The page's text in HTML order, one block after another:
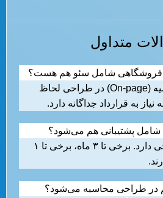
متداول
فروشگاهی شامل سئو هم هست؟
در بیشتر موارد، سئو اولیه (On-page) در طراحی لحاظ
به قرارداد جداگانه دارد.
شامل پشتیبانی هم می‌شود؟
بستگی به شرکت طراحی دارد. برخی تا ۳ ماه، برخی تا ۱
در طراحی محاسبه می‌شود؟